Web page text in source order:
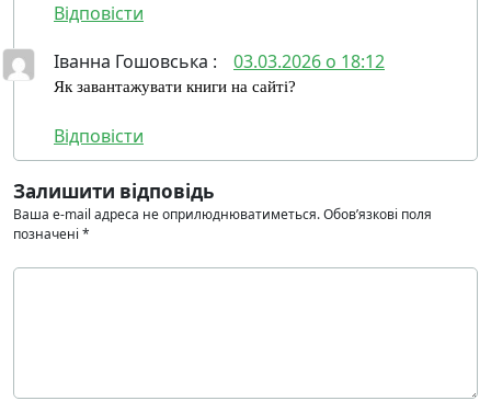
Відповісти
Іванна Гошовська : 03.03.2026 о 18:12
Як завантажувати книги на сайті?
Відповісти
Залишити відповідь
Ваша e-mail адреса не оприлюднюватиметься.Обов’язкові поля
позначені *